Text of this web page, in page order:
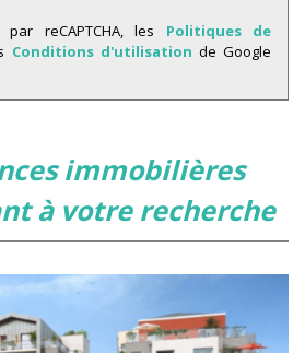
reCAPTCHA, les Politiques de
Conditions d'utilisation de Google
à votre recherche